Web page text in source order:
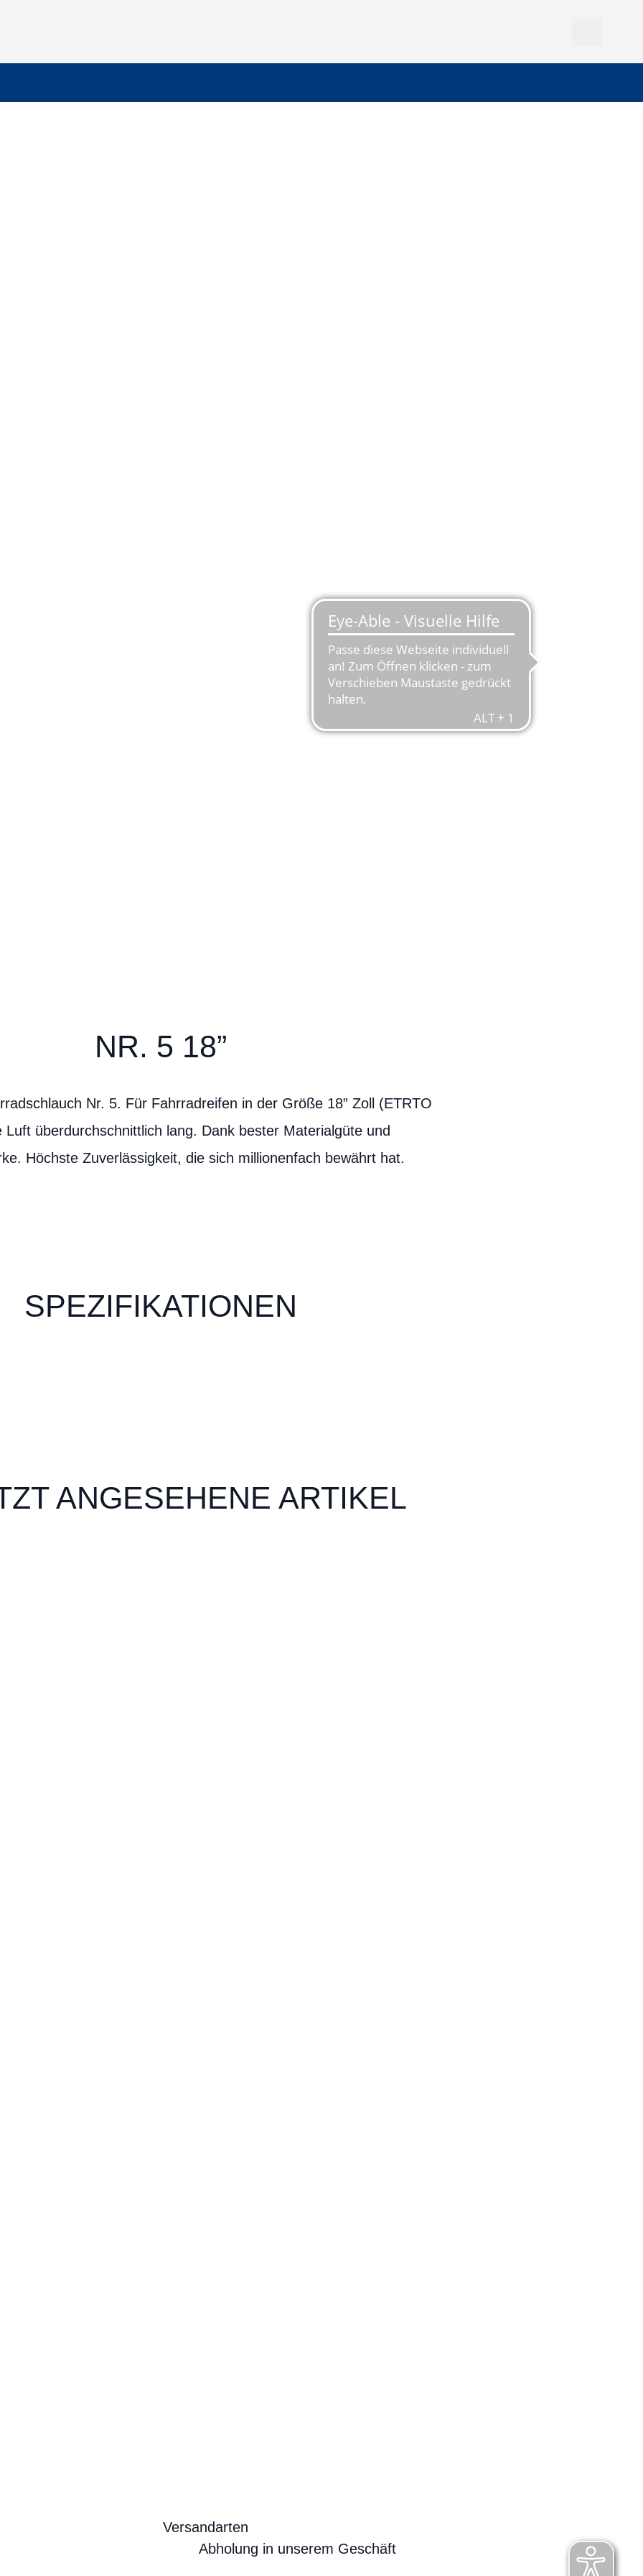
NR. 5 18”
Nr. 5. Für Fahrradreifen in der Größe 18” Zoll (ETRTO
überdurchschnittlich lang. Dank bester Materialgüte und
Höchste Zuverlässigkeit, die sich millionenfach bewährt hat.
SPEZIFIKATIONEN
ANGESEHENE ARTIKEL
Versandarten
Abholung in unserem Geschäft